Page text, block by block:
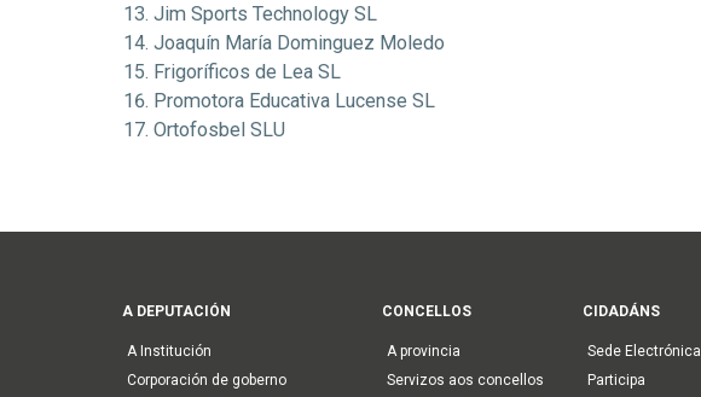
Jim Sports Technology SL
Joaquín María Dominguez Moledo
Frigoríficos de Lea SL
Promotora Educativa Lucense SL
Ortofosbel SLU
Main
navigation
A DEPUTACIÓN
A Institución
Corporación de goberno
CONCELLOS
A provincia
Servizos aos concellos
CIDADÁNS
Sede Electrónica
Participa